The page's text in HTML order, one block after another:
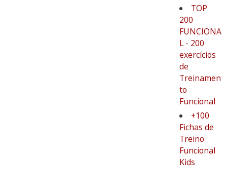
TOP
200
FUNCIONA
L - 200
exercícios
de
Treinamen
to
Funcional
+100
Fichas de
Treino
Funcional
Kids